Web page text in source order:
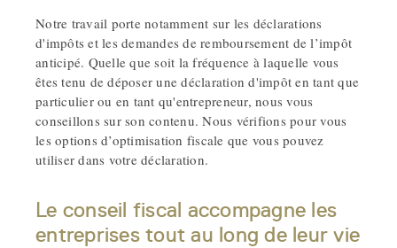
Notre travail porte notamment sur les déclarations
d'impôts et les demandes de remboursement de l’impôt
anticipé. Quelle que soit la fréquence à laquelle vous
êtes tenu de déposer une déclaration d'impôt en tant que
particulier ou en tant qu'entrepreneur, nous vous
conseillons sur son contenu. Nous vérifions pour vous
les options d’optimisation fiscale que vous pouvez
utiliser dans votre déclaration.
Le conseil fiscal accompagne les
entreprises tout au long de leur vie